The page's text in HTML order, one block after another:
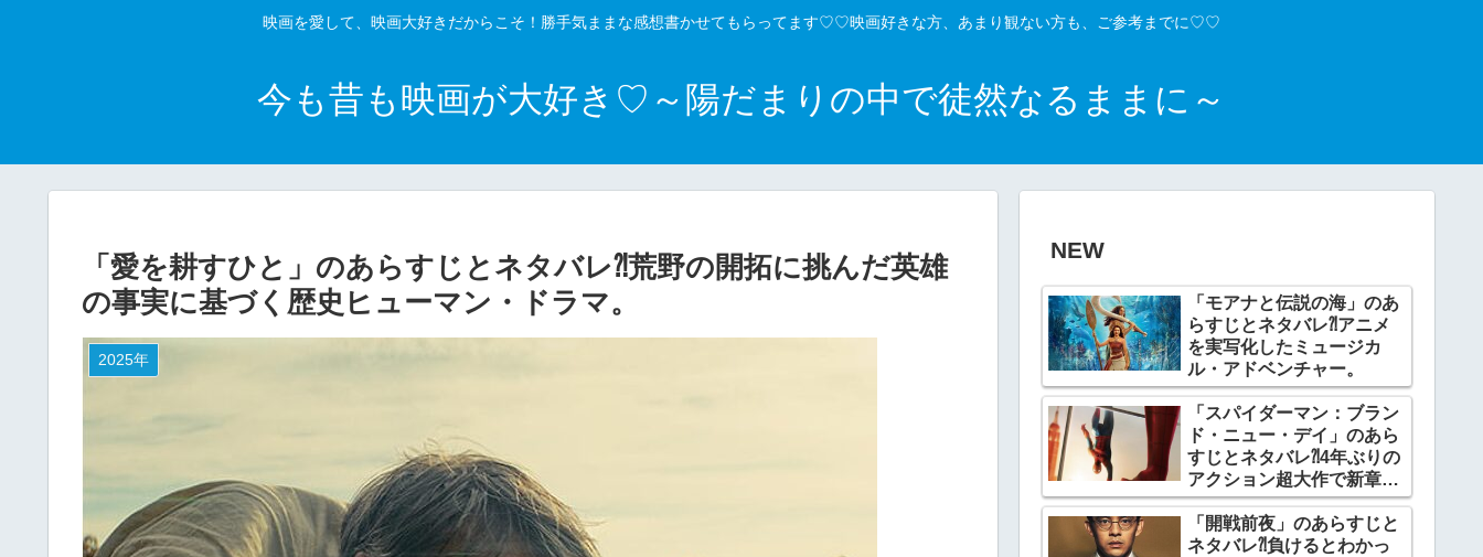
映画を愛して、映画大好きだからこそ！勝手気ままな感想書かせてもらってます♡♡映画好きな方、あまり観ない方も、ご参考までに♡♡
今も昔も映画が大好き♡～陽だまりの中で徒然なるままに～
「愛を耕すひと」のあらすじとネタバレ⁈荒野の開拓に挑んだ英雄
の事実に基づく歴史ヒューマン・ドラマ。
2025年
NEW
「モアナと伝説の海」のあ
らすじとネタバレ⁈アニメ
を実写化したミュージカ
ル・アドベンチャー。
「スパイダーマン：ブラン
ド・ニュー・デイ」のあら
すじとネタバレ⁈4年ぶりの
アクション超大作で新章開
幕。
「開戦前夜」のあらすじと
ネタバレ⁈負けるとわかっ